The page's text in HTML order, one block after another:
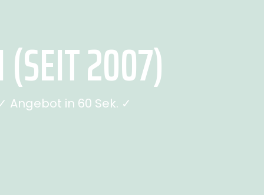
(SEIT 2007)
Angebot in 60 Sek. ✓